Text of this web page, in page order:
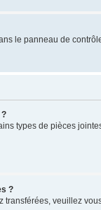
le panneau de
types de pièces
?
veuillez